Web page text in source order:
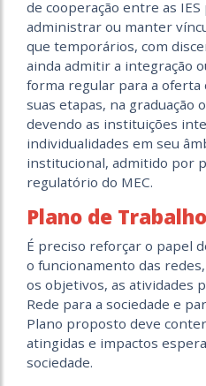
de cooperação entre as
administrar ou manter
que temporários, com
ainda admitir a integração
forma regular para a oferta
suas etapas, na graduação
devendo as instituições
individualidades em seu
institucional, admitido por
regulatório do MEC.
Plano de Trabalho
É preciso reforçar o papel
o funcionamento das
os objetivos, as atividades
Rede para a sociedade e
Plano proposto deve
atingidas e impactos
sociedade.